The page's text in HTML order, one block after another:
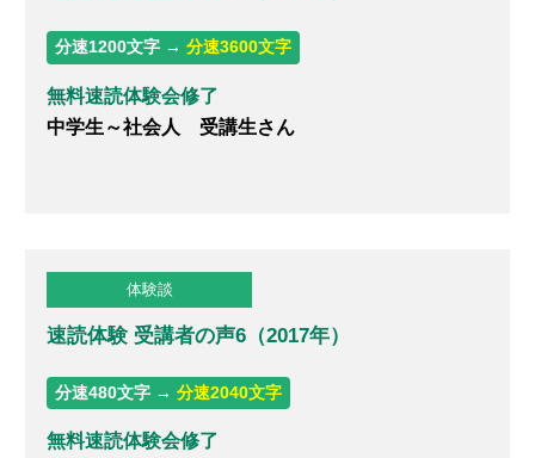
分速1200文字 →分速3600文字
無料速読体験会修了
中学生～社会人 受講生さん
体験談
速読体験 受講者の声6（2017年）
分速480文字 →分速2040文字
無料速読体験会修了